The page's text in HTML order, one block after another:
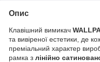
Опис
Клавішний вимикач
та вивіреної естетики, де
преміальний характер
рамка з лінійно